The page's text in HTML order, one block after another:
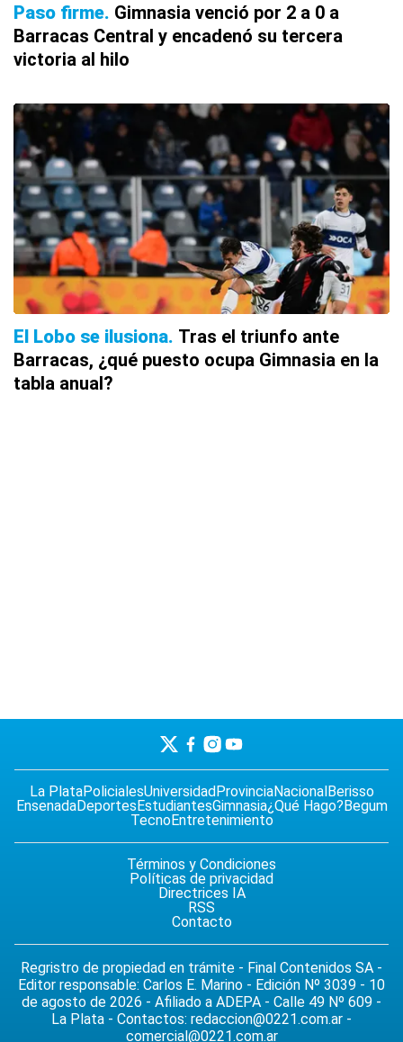
Paso firme Gimnasia venció por 2 a 0 a
Barracas Central y encadenó su tercera
victoria al hilo
El Lobo se ilusiona Tras el triunfo ante
Barracas, ¿qué puesto ocupa Gimnasia en la
tabla anual?
La PlataPolicialesUniversidadProvinciaNacionalBerisso
EnsenadaDeportesEstudiantesGimnasia¿Qué Hago?Begum
TecnoEntretenimiento
Términos y Condiciones
Políticas de privacidad
Directrices IA
RSS
Contacto
Regristro de propiedad en trámite - Final Contenidos SA -
Editor responsable: Carlos E. Marino - Edición Nº 3039 - 10
de agosto de 2026 - Afiliado a ADEPA - Calle 49 Nº 609 -
La Plata - Contactos: redaccion@0221.com.ar -
comercial@0221.com.ar